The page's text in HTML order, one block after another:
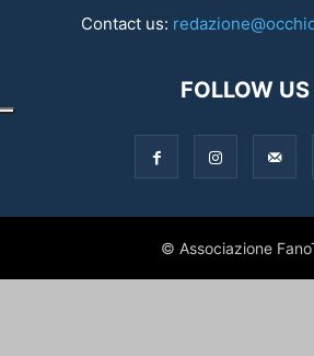
Contact us:
FOLLOW US
© Associazione